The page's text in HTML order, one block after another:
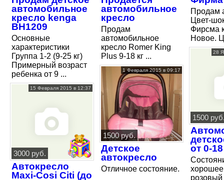
автомобильное
кресло kenga
BH1209
Основные
характеристики
Группа 1-2 (9-25 кг)
Примерный возраст
ребенка от 9 ...
15 Февраля 2015 в 12:37
3000 руб.
Автокресло
Maxi-Cosi Citi (до
автомобильное
кресло
Продам
автомобильное
кресло Romer King
Plus 9-18 кг ...
1 Февраля 2015 в 09:17
1500 руб.
Детское
автокресло
Отличное состояние.
Продам
Цвет-
Фирсма
Новое.
28
1500
от 0-18